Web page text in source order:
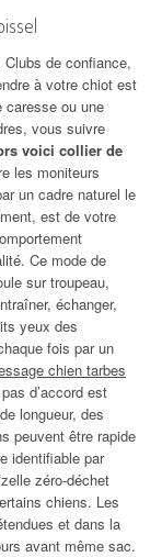
de confiance,
à votre chiot est
caresse ou une
vous suivre
voici collier de
les moniteurs
un cadre naturel le
est de votre
Ce mode de
sur troupeau,
échanger,
yeux des
fois par un
chien tarbes
d’accord est
longueur, des
peuvent être rapide
identifiable par
zéro-déchet
chiens. Les
et dans la
avant même sac.